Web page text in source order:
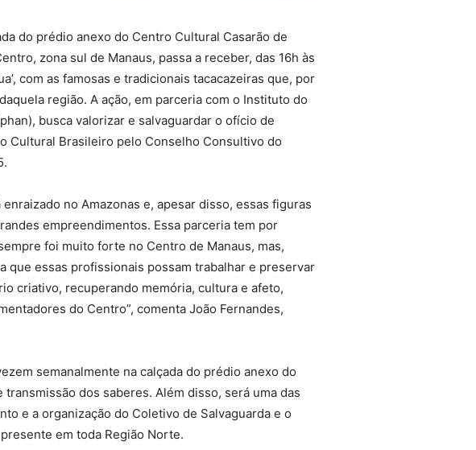
do prédio anexo do Centro Cultural Casarão de
zona sul de Manaus, passa a receber, das 16h às
com as famosas e tradicionais tacacazeiras que, por
região. A ação, em parceria com o Instituto do
busca valorizar e salvaguardar o ofício de
Cultural Brasileiro pelo Conselho Consultivo do
no Amazonas e, apesar disso, essas figuras
empreendimentos. Essa parceria tem por
foi muito forte no Centro de Manaus, mas,
que essas profissionais possam trabalhar e preservar
criativo, recuperando memória, cultura e afeto,
do Centro”, comenta João Fernandes,
semanalmente na calçada do prédio anexo do
transmissão dos saberes. Além disso, será uma das
e a organização do Coletivo de Salvaguarda e o
em toda Região Norte.